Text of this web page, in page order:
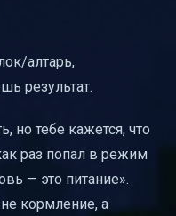
алтарь,
результат.
но тебе кажется, что
раз попал в режим
— это питание».
кормление, а